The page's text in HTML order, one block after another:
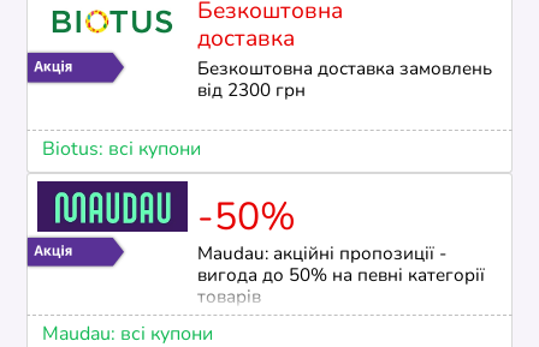
Безкоштовна
доставка
Безкоштовна доставка замовлень
від 2300 грн
Biotus: всі купони
-50%
Maudau: акційні пропозиції -
вигода до 50% на певні категорії
товарів
Maudau: всі купони